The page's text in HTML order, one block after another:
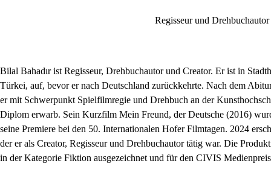
Regisseur und Drehbuchautor
Bilal Bahadır ist Regisseur, Drehbuchautor und Creator. Er ist in
Türkei, auf, bevor er nach Deutschland zurückkehrte. Nach dem
er mit Schwerpunkt Spielfilmregie und Drehbuch an der
Diplom erwarb. Sein Kurzfilm Mein Freund, der Deutsche (2016)
seine Premiere bei den 50. Internationalen Hofer Filmtagen. 2024
der er als Creator, Regisseur und Drehbuchautor tätig war. Die
in der Kategorie Fiktion ausgezeichnet und für den CIVIS